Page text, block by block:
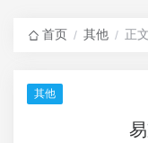
首页 / 其他 / 正文
其他